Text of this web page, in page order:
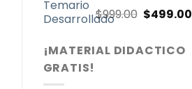
Valorado
con
$999.00 El
era:
$499.00
¡MATERIAL DIDACTICO
GRATIS!